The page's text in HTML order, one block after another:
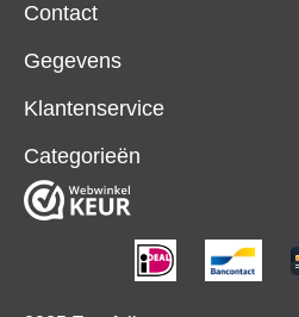
Contact
Gegevens
Klantenservice
Categorieën